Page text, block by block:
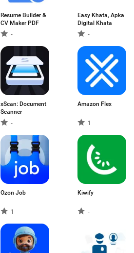
Resume Builder &
CV Maker PDF
-
Easy Khata, Apka
Digital Khata
-
xScan: Document
Scanner
-
Amazon Flex
1
Ozon Job
1
Kiwify
-